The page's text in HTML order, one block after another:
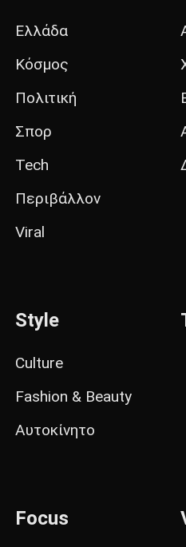
Ελλάδα
Κόσμος
Πολιτική
Σπορ
Tech
Περιβάλλον
Viral
Style
Culture
Fashion & Beauty
Αυτοκίνητο
Focus